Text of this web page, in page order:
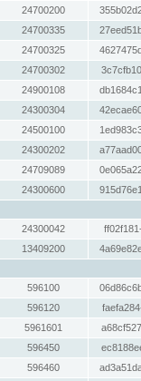
24700200
24700335
24700325
24700302
24900108
24300304
24500100
24300202
24709089
24300600
24300042
13409200
596100
596120
5961601
596450
596460